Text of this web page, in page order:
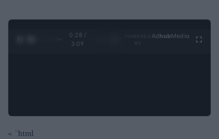
0:29 /
3:09
Ad hubMedia
« `html